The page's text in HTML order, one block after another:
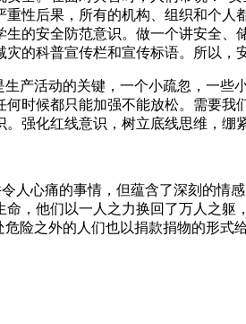
性后果，所有的机构、组织和个
的安全防范意识。做一个讲安全
的科普宣传栏和宣传标语。所以，
活动的关键，一个小疏忽，一些
时候都只能加强不能放松。需要
强化红线意识，树立底线思维，绷
痛的事情，但蕴含了深刻的情感
，他们以一人之力换回了万人之
险之外的人们也以捐款捐物的形